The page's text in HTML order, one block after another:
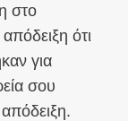
στο
ότι
για
σου